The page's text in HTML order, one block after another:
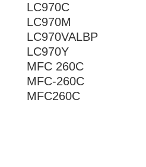
LC970C
LC970M
LC970VALBP
LC970Y
MFC 260C
MFC-260C
MFC260C